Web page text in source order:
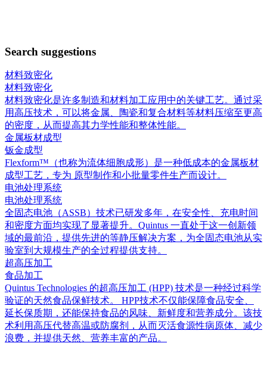
Search suggestions
材料致密化
材料致密化
材料致密化是许多制造和材料加工应用中的关键工艺。通过采
用高压技术，可以将金属、陶瓷和复合材料等材料压缩至更高
的密度，从而提高其力学性能和整体性能。
金属板材成型
钣金成型
Flexform™（也称为流体细胞成形）是一种低成本的金属板材
成型工艺，专为 原型制作和小批量零件生产而设计。
电池处理系统
电池处理系统
全固态电池（ASSB）技术已研发多年，在安全性、充电时间
和密度方面均实现了显著提升。Quintus 一直处于这一创新领
域的最前沿，提供先进的等静压解决方案，为全固态电池从实
验室到大规模生产的全过程提供支持。
超高压加工
食品加工
Quintus Technologies 的超高压加工 (HPP) 技术是一种经过科学
验证的天然食品保鲜技术。 HPP技术不仅能保障食品安全、
延长保质期，还能保持食品的风味、新鲜度和营养成分。该技
术利用高压代替高温或防腐剂，从而灭活食源性病原体、减少
浪费，并提供天然、营养丰富的产品。